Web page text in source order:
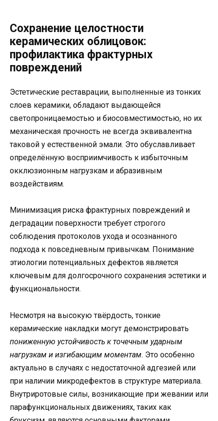
Сохранение целостности
керамических облицовок:
профилактика фрактурных
повреждений
Эстетические реставрации, выполненные из тонких
слоев керамики, обладают выдающейся
светопроницаемостью и биосовместимостью, но их
механическая прочность не всегда эквивалентна
таковой у естественной эмали. Это обуславливает
определённую восприимчивость к избыточным
окклюзионным нагрузкам и абразивным
воздействиям.
Минимизация риска фрактурных повреждений и
деградации поверхности требует строгого
соблюдения протоколов ухода и осознанного
подхода к повседневным привычкам. Понимание
этиологии потенциальных дефектов является
ключевым для долгосрочного сохранения эстетики и
функциональности.
Несмотря на высокую твёрдость, тонкие
керамические накладки могут демонстрировать
пониженную устойчивость к точечным ударным
нагрузкам и изгибающим моментам. Это особенно
актуально в случаях с недостаточной адгезией или
при наличии микродефектов в структуре материала.
Внутриротовые силы, возникающие при жевании или
парафункциональных движениях, таких как